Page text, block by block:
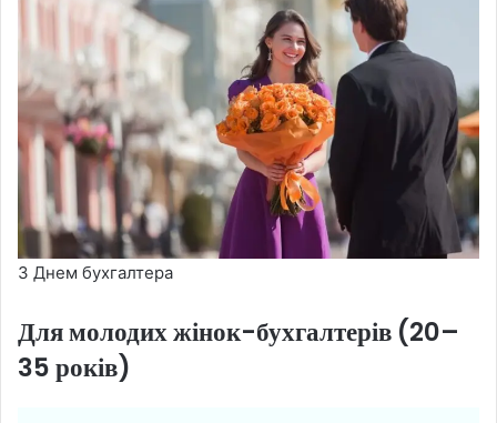
З Днем бухгалтера
Для молодих жінок-бухгалтерів (20–
35 років)